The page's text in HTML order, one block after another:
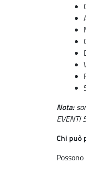
Nota:
EVENTI
Chi può